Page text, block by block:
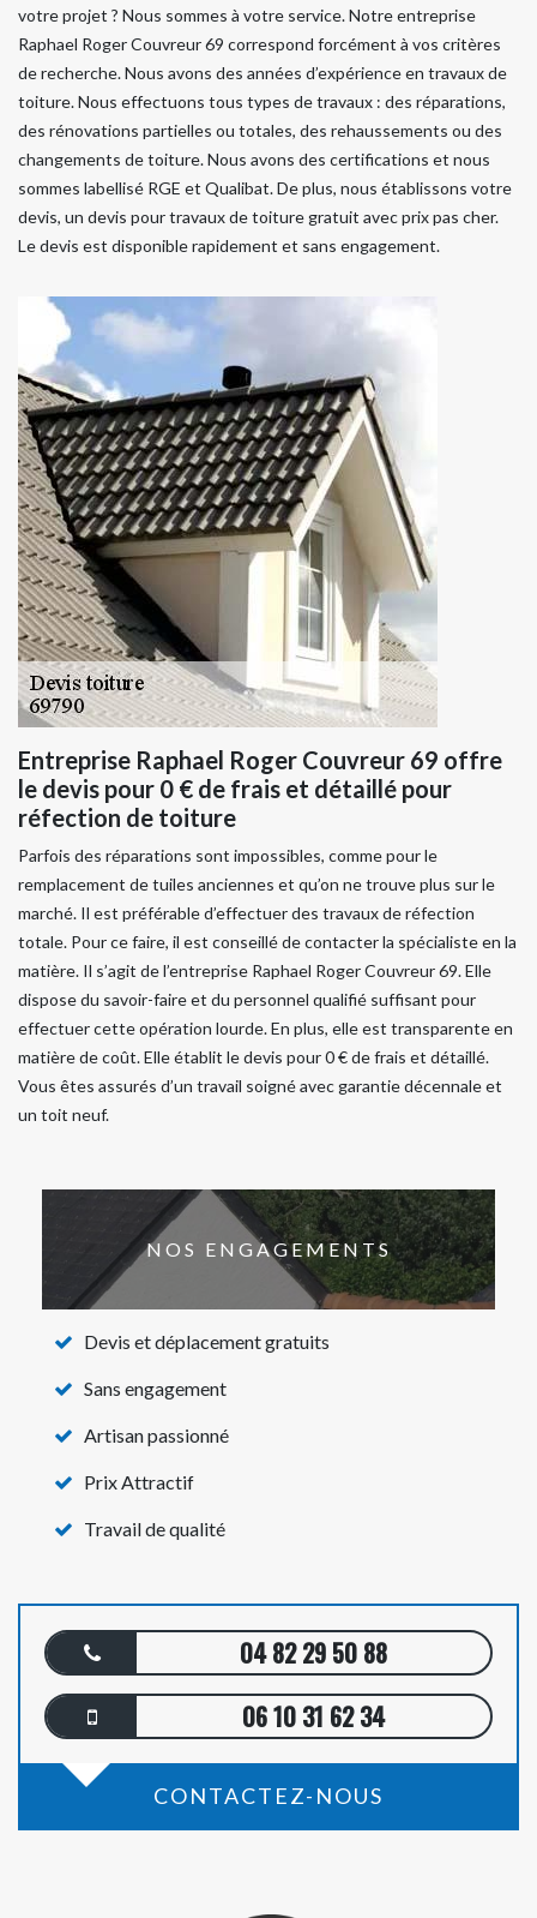
votre projet ? Nous sommes à votre service. Notre entreprise
Raphael Roger Couvreur 69 correspond forcément à vos critères
de recherche. Nous avons des années d’expérience en travaux de
toiture. Nous effectuons tous types de travaux : des réparations,
des rénovations partielles ou totales, des rehaussements ou des
changements de toiture. Nous avons des certifications et nous
sommes labellisé RGE et Qualibat. De plus, nous établissons votre
devis, un devis pour travaux de toiture gratuit avec prix pas cher.
Le devis est disponible rapidement et sans engagement.
Entreprise Raphael Roger Couvreur 69 offre
le devis pour 0 € de frais et détaillé pour
réfection de toiture
Parfois des réparations sont impossibles, comme pour le
remplacement de tuiles anciennes et qu’on ne trouve plus sur le
marché. Il est préférable d’effectuer des travaux de réfection
totale. Pour ce faire, il est conseillé de contacter la spécialiste en la
matière. Il s’agit de l’entreprise Raphael Roger Couvreur 69. Elle
dispose du savoir-faire et du personnel qualifié suffisant pour
effectuer cette opération lourde. En plus, elle est transparente en
matière de coût. Elle établit le devis pour 0 € de frais et détaillé.
Vous êtes assurés d’un travail soigné avec garantie décennale et
un toit neuf.
NOS ENGAGEMENTS
Devis et déplacement gratuits
Sans engagement
Artisan passionné
Prix Attractif
Travail de qualité
04 82 29 50 88
06 10 31 62 34
CONTACTEZ-NOUS